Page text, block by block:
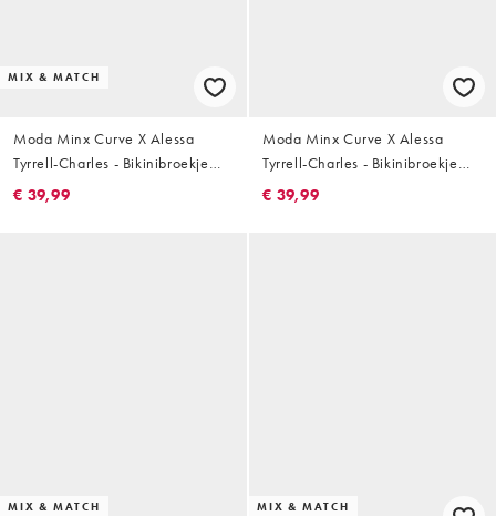
MIX & MATCH
Moda Minx Curve X Alessa
Tyrrell-Charles - Bikinibroekje
met hoge taille en
€ 39,99
Moda Minx Curve X Alessa
Tyrrell-Charles - Bikinibroekje
met gestrikte zijkanten en
€ 39,99
MIX & MATCH MIX & MATCH